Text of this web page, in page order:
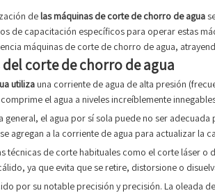
de las máquinas de corte de chorro de agua
de capacitación específicos para operar estas
máquinas de corte de chorro de agua,
corte de chorro de agua
utiliza una corriente de agua de alta presión
el agua a niveles increíblemente
el agua por sí sola puede no ser
agregan a la corriente de agua para actualizar
técnicas de corte habituales como el corte láser
ya que evita que se retire, distorsione o
por su notable precisión y precisión. La oleada